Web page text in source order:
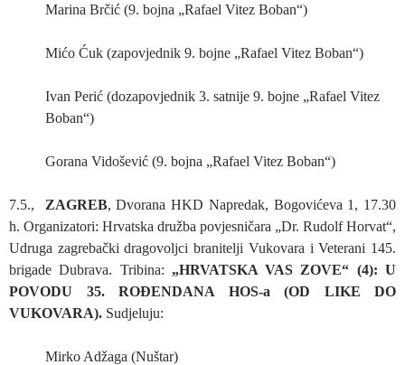
Marina Brčić (9. bojna „Rafael Vitez Boban“)
Mićo Ćuk (zapovjednik 9. bojne „Rafael Vitez Boban“)
Ivan Perić (dozapovjednik 3. satnije 9. bojne „Rafael Vitez
Boban“)
Gorana Vidošević (9. bojna „Rafael Vitez Boban“)
7.5., ZAGREB, Dvorana HKD Napredak, Bogovićeva 1, 17.30
h. Organizatori: Hrvatska družba povjesničara „Dr. Rudolf Horvat“,
Udruga zagrebački dragovoljci branitelji Vukovara i Veterani 145.
brigade Dubrava. Tribina: „HRVATSKA VAS ZOVE“ (4): U
POVODU 35. ROĐENDANA HOS-a (OD LIKE DO
VUKOVARA). Sudjeluju:
Mirko Adžaga (Nuštar)